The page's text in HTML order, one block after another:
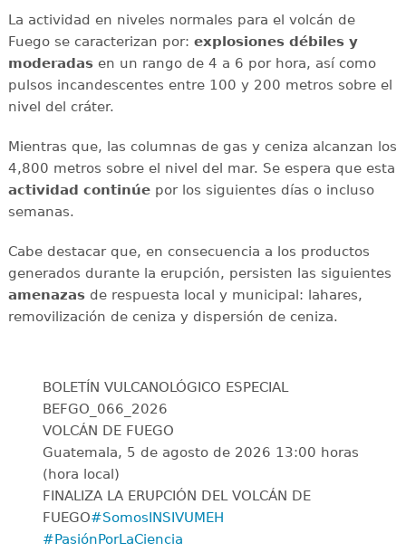
La actividad en niveles normales para el volcán de
Fuego se caracterizan por: explosiones débiles y
moderadasen un rango de 4 a 6 por hora, así como
pulsos incandescentes entre 100 y 200 metros sobre el
nivel del cráter.
Mientras que, las columnas de gas y ceniza alcanzan los
4,800 metros sobre el nivel del mar. Se espera que esta
actividad continúepor los siguientes días o incluso
semanas.
Cabe destacar que, en consecuencia a los productos
generados durante la erupción, persisten las siguientes
amenazasde respuesta local y municipal: lahares,
removilización de ceniza y dispersión de ceniza.
BOLETÍN VULCANOLÓGICO ESPECIAL
BEFGO_066_2026
VOLCÁN DE FUEGO
Guatemala, 5 de agosto de 2026 13:00 horas
(hora local)
FINALIZA LA ERUPCIÓN DEL VOLCÁN DE
FUEGO#SomosINSIVUMEH
#PasiónPorLaCiencia